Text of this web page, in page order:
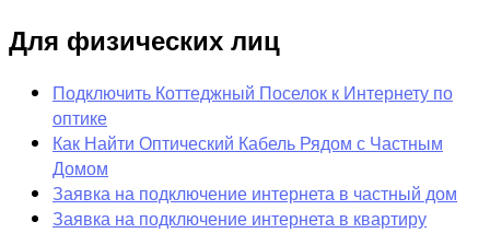
Для физических лиц
Подключить Коттеджный Поселок к Интернету по
оптике
Как Найти Оптический Кабель Рядом с Частным
Домом
Заявка на подключение интернета в частный дом
Заявка на подключение интернета в квартиру